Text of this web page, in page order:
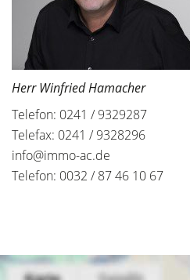
Herr Winfried Hamacher
Telefon: 0241 / 9329287
Telefax: 0241 / 9328296
info@immo-ac.de
Telefon: 0032 / 87 46 10 67